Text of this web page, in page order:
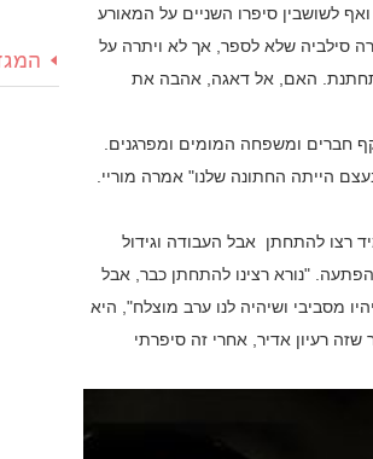
שהייתה שותפה לסוד לאורך כל הדרך הייתה אחותה הקטנה של הכלה ג'ואן (27) ואף לשושבין סיפרו השניים על המאורע
סילביה שלא לספר, אך לא ויתרה על
האם, אל דאגה, אהבה את
חברים ומשפחה המומים ומפרגנים.
הייתה החתונה שלנו" אמרה מוריי.
רצו להתחתן אבל העבודה וגידול
"נורא רצינו להתחתן כבר, אבל
מסביבי ושיהיה לנו ערב מוצלח", היא
רעיון אדיר, אחרי זה סיפרתי